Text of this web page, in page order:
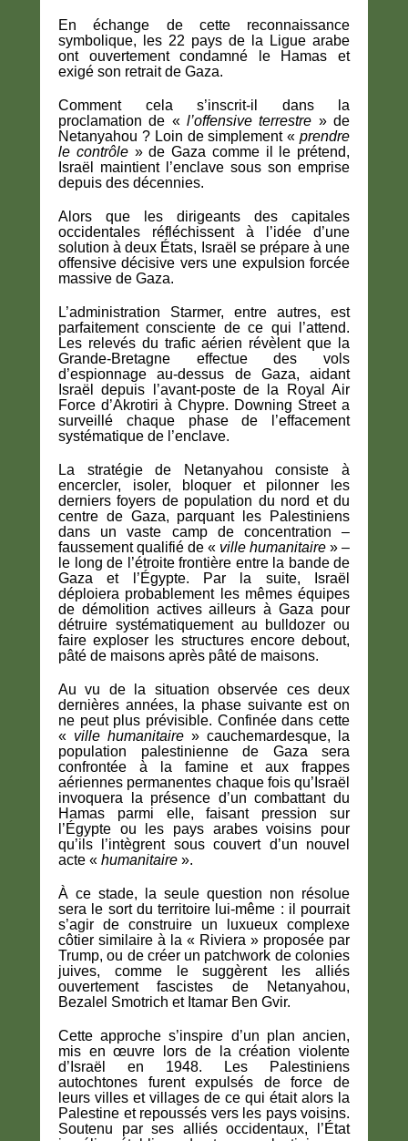
En échange de cette reconnaissance
symbolique, les 22 pays de la Ligue arabe
ont ouvertement condamné le Hamas et
exigé son retrait de Gaza.
Comment cela s’inscrit-il dans la
proclamation de «l’offensive terrestre » de
Netanyahou ? Loin de simplement « prendre
le contrôle» de Gaza comme il le prétend,
Israël maintient l’enclave sous son emprise
depuis des décennies.
Alors que les dirigeants des capitales
occidentales réfléchissent à l’idée d’une
solution à deux États, Israël se prépare à une
offensive décisive vers une expulsion forcée
massive de Gaza.
L’administration Starmer, entre autres, est
parfaitement consciente de ce qui l’attend.
Les relevés du trafic aérien révèlent que la
Grande-Bretagne effectue des vols
d’espionnage au-dessus de Gaza, aidant
Israël depuis l’avant-poste de la Royal Air
Force d’Akrotiri à Chypre. Downing Street a
surveillé chaque phase de l’effacement
systématique de l’enclave.
La stratégie de Netanyahou consiste à
encercler, isoler, bloquer et pilonner les
derniers foyers de population du nord et du
centre de Gaza, parquant les Palestiniens
dans un vaste camp de concentration –
faussement qualifié de « ville humanitaire » –
le long de l’étroite frontière entre la bande de
Gaza et l’Égypte. Par la suite, Israël
déploiera probablement les mêmes équipes
de démolition actives ailleurs à Gaza pour
détruire systématiquement au bulldozer ou
faire exploser les structures encore debout,
pâté de maisons après pâté de maisons.
Au vu de la situation observée ces deux
dernières années, la phase suivante est on
ne peut plus prévisible. Confinée dans cette
« ville humanitaire » cauchemardesque, la
population palestinienne de Gaza sera
confrontée à la famine et aux frappes
aériennes permanentes chaque fois qu’Israël
invoquera la présence d’un combattant du
Hamas parmi elle, faisant pression sur
l’Égypte ou les pays arabes voisins pour
qu’ils l’intègrent sous couvert d’un nouvel
acte « humanitaire ».
À ce stade, la seule question non résolue
sera le sort du territoire lui-même : il pourrait
s’agir de construire un luxueux complexe
côtier similaire à la « Riviera » proposée par
Trump, ou de créer un patchwork de colonies
juives, comme le suggèrent les alliés
ouvertement fascistes de Netanyahou,
Bezalel Smotrich et Itamar Ben Gvir.
Cette approche s’inspire d’un plan ancien,
mis en œuvre lors de la création violente
d’Israël en 1948. Les Palestiniens
autochtones furent expulsés de force de
leurs villes et villages de ce qui était alors la
Palestine et repoussés vers les pays voisins.
Soutenu par ses alliés occidentaux, l’État